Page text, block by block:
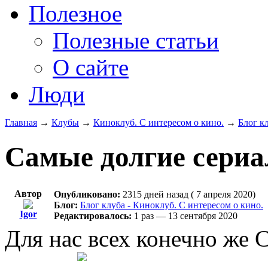
Полезное
Полезные статьи
О сайте
Люди
Главная → Клубы → Киноклуб. С интересом о кино. → Блог
Самые долгие
Автор
Igor
Опубликовано: 2315 дней назад ( 7 апреля 2020)
Блог: Блог клуба - Киноклуб. С интересом о кино.
Редактировалось: 1 раз — 13 сентября 2020
Для нас всех конечно же